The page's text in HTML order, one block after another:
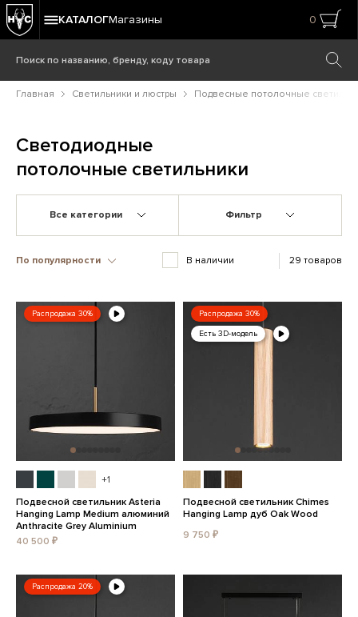
КАТАЛОГМагазины 0
Главная Светильники и люстры Подвесные потолочные
Светодиодные
потолочные светильники
Все категории Фильтр
По популярности В наличии 29 товаров
Распродажа 30%
+1
Подвесной светильник Asteria
Hanging Lamp Medium алюминий
Anthracite Grey Aluminium
40 500 ₽
Распродажа 30%
Есть 3D-модель
Подвесной светильник Chimes
Hanging Lamp дуб Oak Wood
9 750 ₽
Распродажа 20%